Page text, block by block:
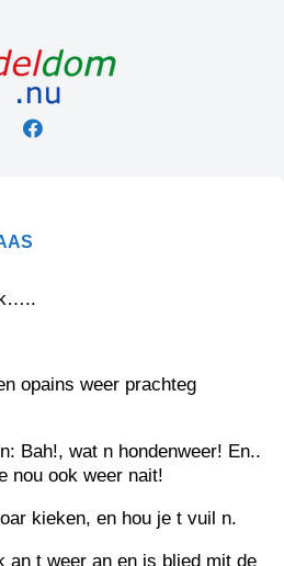
opains weer prachteg
Bah!, wat n hondenweer! En..
nou ook weer nait!
kieken, en hou je t vuil n.
an t weer an en is blied mit de